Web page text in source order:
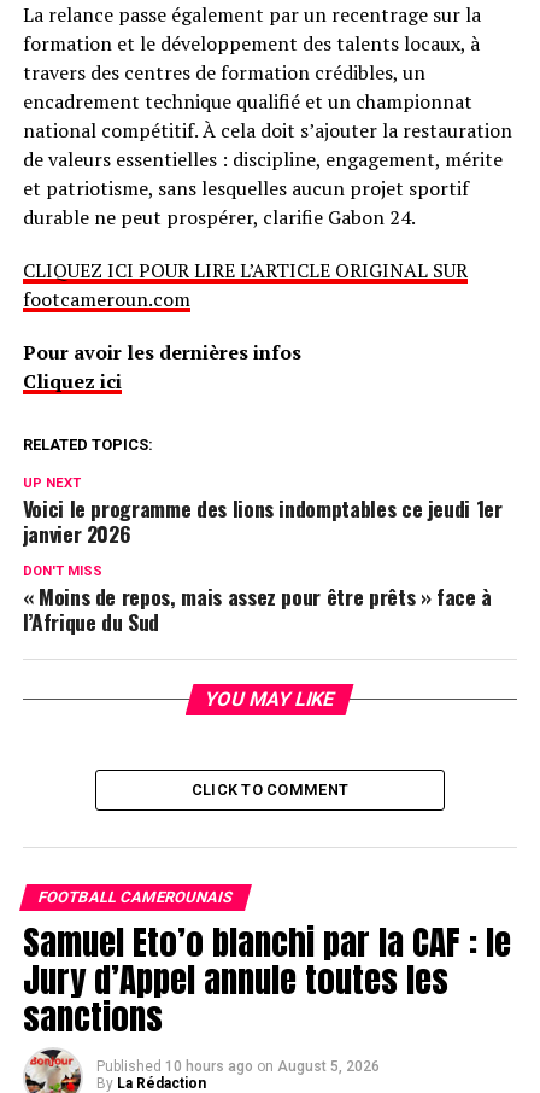
La relance passe également par un recentrage sur la
formation et le développement des talents locaux, à
travers des centres de formation crédibles, un
encadrement technique qualifié et un championnat
national compétitif. À cela doit s’ajouter la restauration
de valeurs essentielles : discipline, engagement, mérite
et patriotisme, sans lesquelles aucun projet sportif
durable ne peut prospérer, clarifie Gabon 24.
CLIQUEZ ICI POUR LIRE L’ARTICLE ORIGINAL SUR
footcameroun.com
Pour avoir les dernières infos
Cliquez ici
RELATED TOPICS:
UP NEXT
Voici le programme des lions indomptables ce jeudi 1er
janvier 2026
DON'T MISS
« Moins de repos, mais assez pour être prêts » face à
l’Afrique du Sud
YOU MAY LIKE
CLICK TO COMMENT
FOOTBALL CAMEROUNAIS
Samuel Eto’o blanchi par la CAF : le
Jury d’Appel annule toutes les
sanctions
Published 10 hours ago on August 5, 2026
By La Rédaction